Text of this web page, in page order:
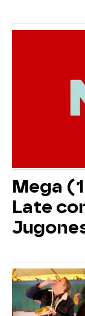
Mega
Late